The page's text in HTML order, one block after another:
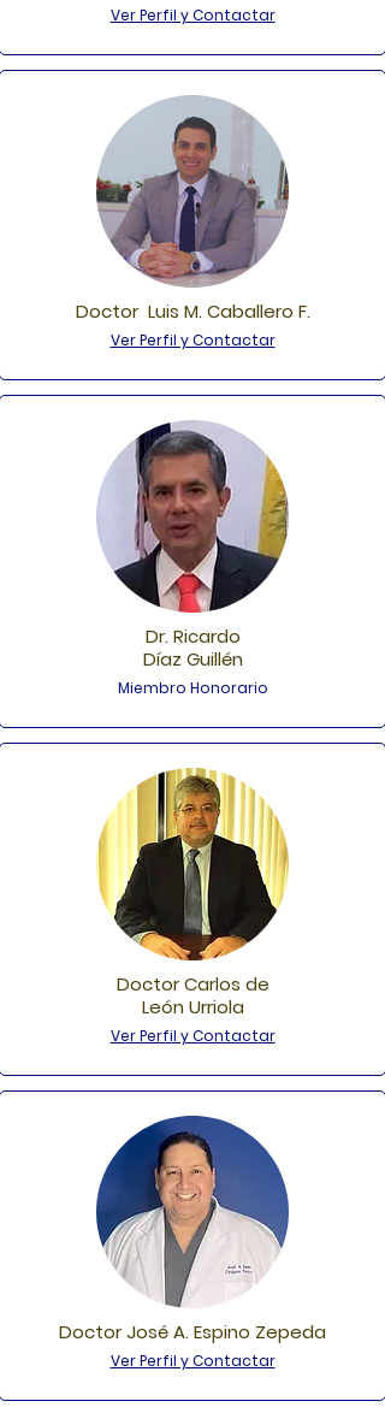
Ver Perfil y Contactar
Doctor Luis M. Caballero F.
Ver Perfil y Contactar
Dr. Ricardo
Díaz Guillén
Miembro Honorario
Doctor Carlos de
León Urriola
Ver Perfil y Contactar
Doctor José A. Espino Zepeda
Ver Perfil y Contactar